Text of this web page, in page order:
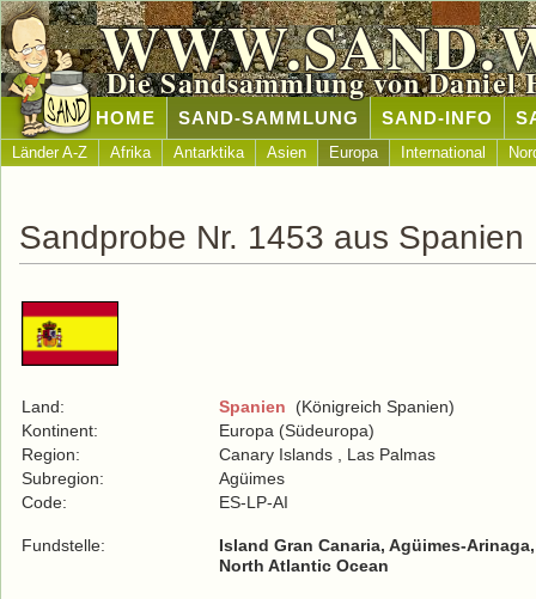
Die Sandsammlung von Daniel
HOME SAND-SAMMLUNG SAND-INFO
Länder A-Z Afrika Antarktika Asien Europa International
Sandprobe Nr. 1453 aus Spanien
Land: Spanien (Königreich Spanien)
Kontinent:
Europa (Südeuropa)
Region:
Canary Islands , Las Palmas
Subregion:
Agüimes
Code:
ES-LP-AI
Fundstelle:
Island Gran Canaria, Agüimes-
North Atlantic Ocean